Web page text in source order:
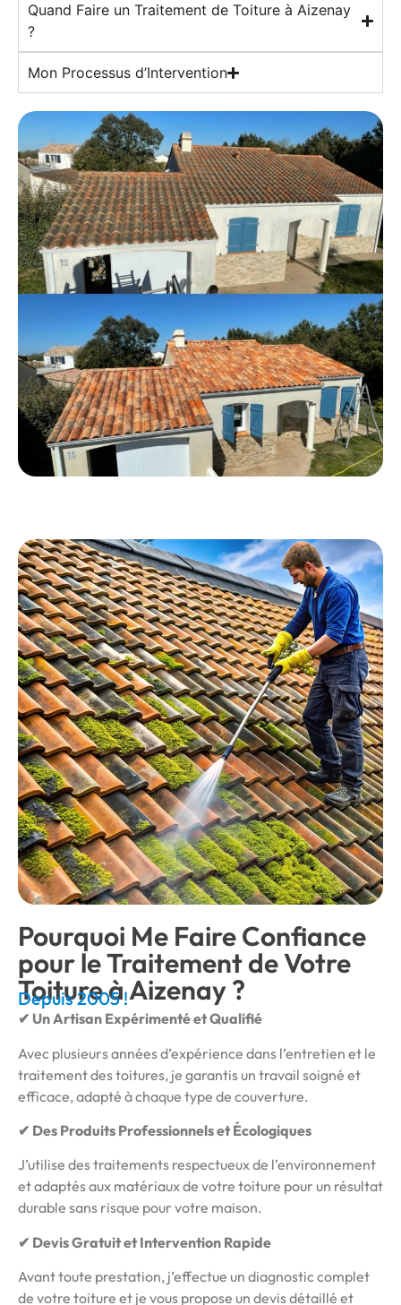
Quand Faire un Traitement de Toiture à Aizenay
?
Mon Processus d’Intervention
Pourquoi Me Faire Confiance
pour le Traitement de Votre
Toiture à Aizenay ?
Depuis 2005 !
✔ Un Artisan Expérimenté et Qualifié
Avec plusieurs années d’expérience dans l’entretien et le
traitement des toitures, je garantis un travail soigné et
efficace, adapté à chaque type de couverture.
✔ Des Produits Professionnels et Écologiques
J’utilise des traitements respectueux de l’environnement
et adaptés aux matériaux de votre toiture pour un résultat
durable sans risque pour votre maison.
✔ Devis Gratuit et Intervention Rapide
Avant toute prestation, j’effectue un diagnostic complet
de votre toiture et je vous propose un devis détaillé et